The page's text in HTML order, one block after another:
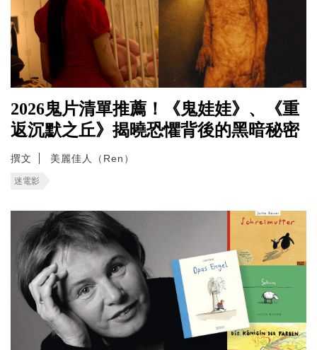
2026鬼片清單推薦！《鬼娃娃》、《重
返沉默之丘》揭曉恐懼背後的黑暗秘密
撰文 美麗佳人（Ren）
迷電影